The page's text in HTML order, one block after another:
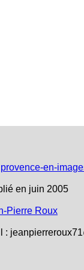
en-
en juin 2005
Pierre Roux
: